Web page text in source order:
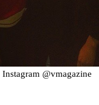
Instagram @vmagazine